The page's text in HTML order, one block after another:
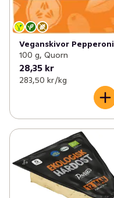
Veganskivor Pepperoni
100 g, Quorn
28,35 kr
283,50 kr /kg